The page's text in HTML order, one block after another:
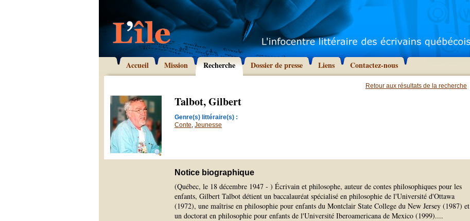
Accueil Mission Recherche Dossier de presse Liens Contactez-nous
Retour aux résultats de la recherche
Talbot, Gilbert
Genre(s) littéraire(s) :
Conte, Jeunesse
Notice biographique
(Québec, le 18 décembre 1947 - ) Écrivain et philosophe, auteur de contes philosophiques pour les
enfants, Gilbert Talbot détient un baccalauréat spécialisé en philosophie de l'Université d'Ottawa
(1972), une maîtrise en philosophie pour enfants du Montclair State College du New Jersey (1987) et
un doctorat en philosophie pour enfants de l'Université Iberoamericana de Mexico (1999)....